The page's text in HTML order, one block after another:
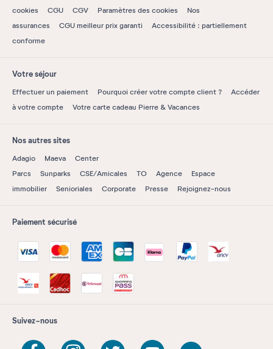
cookies
CGU CGV Paramètres des cookies
Nos
assurances
CGU meilleur prix garanti
Accessibilité : partiellement
conforme
Votre séjour
Effectuer un paiement Pourquoi créer votre compte client ?
Accéder
à votre compte
Votre carte cadeau Pierre & Vacances
Nos autres sites
Adagio Maeva
Center
Parcs
Sunparks CSE/Amicales TO Agence
Espace
immobilier
Senioriales Corporate Presse Rejoignez-nous
Paiement sécurisé
Suivez-nous